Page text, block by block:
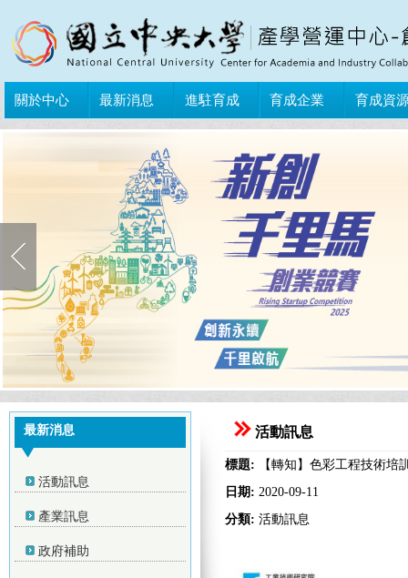
關於中心 最新消息 進駐育成 育成企業 育成資
最新消息
活動訊息
產業訊息
政府補助
活動訊息
標題: 【轉知】色彩工程技術培
日期: 2020-09-11
分類: 活動訊息